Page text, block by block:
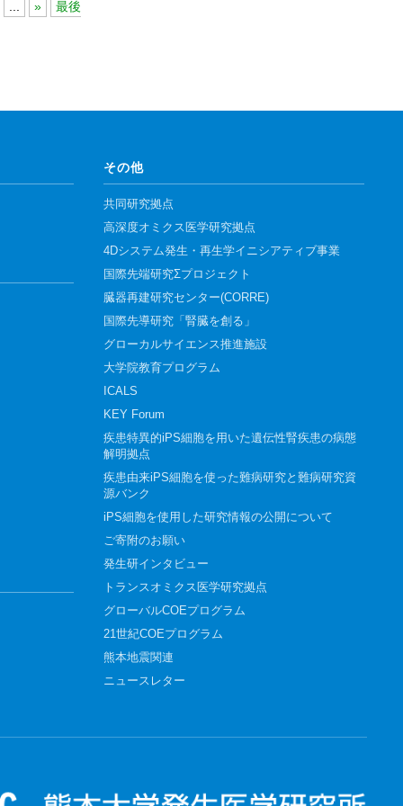
» 最後
その他
共同研究拠点
高深度オミクス医学研究拠点
4Dシステム発生・再生学イニシアティブ事業
国際先端研究Σプロジェクト
臓器再建研究センター(CORRE)
国際先導研究「腎臓を創る」
グローカルサイエンス推進施設
大学院教育プログラム
ICALS
KEY Forum
疾患特異的iPS細胞を用いた遺伝性腎疾患の病態
解明拠点
疾患由来iPS細胞を使った難病研究と難病研究資
源バンク
iPS細胞を使用した研究情報の公開について
ご寄附のお願い
発生研インタビュー
トランスオミクス医学研究拠点
グローバルCOEプログラム
21世紀COEプログラム
熊本地震関連
ニュースレター